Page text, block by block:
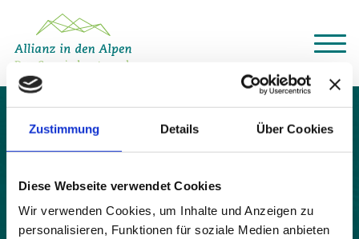
Zustimmung Details Über Cookies
Diese Webseite verwendet Cookies
Wir verwenden Cookies, um Inhalte und Anzeigen zu
personalisieren, Funktionen für soziale Medien anbieten
Über das Gemeindenetzwerk
Projekte
Aktuelles
Termine
Italiano Français Slovenščina English
La Garde (ComCom de
l'Oisans)